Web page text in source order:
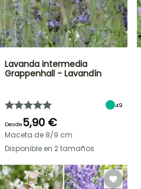
Lavanda intermedia
Grappenhall - Lavandín
49
Desde5,90 €
Maceta de 8/9 cm
Disponible en 2 tamaños